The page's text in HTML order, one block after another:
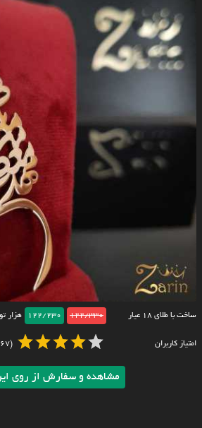
ساخت با طلای ۱۸ عیار 122/330
122/230 هزار
امتیاز کاربران (667)
مشاهده و سفارش از روی